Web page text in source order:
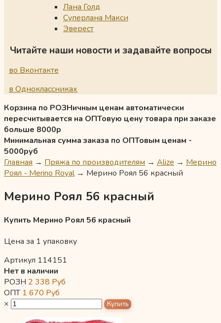
Лана Голд
Суперлана Макси
Эверест
Читайте наши новости и задавайте вопросы
во Вконтакте
в Одноклассниках
Корзина по РОЗНичным ценам автоматически
пересчитывается на ОПТовую цену товара при заказе
больше 8000р
Минимальная сумма заказа по ОПТовым ценам -
5000руб
Главная → Пряжа по производителям → Alize → Мерино
Роял - Merino Royal → Мерино Роял 56 красный
Мерино Роял 56 красный
Купить Мерино Роял 56 красный
Цена за 1 упаковку
Артикул 114151
Нет в наличии
РОЗН 2 338 Руб
ОПТ 1 670 Руб
×